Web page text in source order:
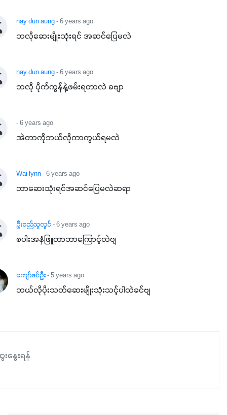
nay dun aung- 6 years ago
ဘလိုဆေးမျိုးသုံးရင် အဆင်ပြေမလဲ
nay dun aung- 6 years ago
ဘလို ပိုက်ကွန်နဲ့ဖမ်းရတာလဲ ခဗျာ
- 6 years ago
အဲတာကိုဘယ်လိုကာကွယ်ရမလဲ
Wai lynn- 6 years ago
ဘာဆေးသုံးရင်အဆင်ပြေမလဲဆရာ
ဦးစည်သူလွင်- 6 years ago
စပါးအနှံဖြူတာဘာကြောင့်လဲဗျ
ကျော်ဇင်ဦး- 5 years ago
ဘယ်လိုပိုးသတ်ဆေးမျိုးသုံးသင့်ပါလဲခင်ဗျ
နွေးရန်